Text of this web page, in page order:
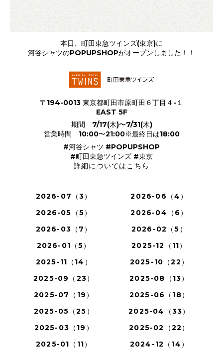
本日、町田東急ツインズ(東京)に
河谷シャツのPOPUPSHOPがオープンしました！！
〒194-0013 東京都町田市原町田６丁目４-１
EAST 5F
期間 7/17(木)〜7/31(木)
営業時間 10:00〜21:00※最終日は18:00
#河谷シャツ #POPUPSHOP
#町田東急ツインズ #東京
詳細についてはこちら
2026-07（3）
2026-06（4）
2026-05（5）
2026-04（6）
2026-03（7）
2026-02（5）
2026-01（5）
2025-12（11）
2025-11（14）
2025-10（22）
2025-09（23）
2025-08（13）
2025-07（19）
2025-06（18）
2025-05（25）
2025-04（33）
2025-03（19）
2025-02（22）
2025-01（11）
2024-12（14）